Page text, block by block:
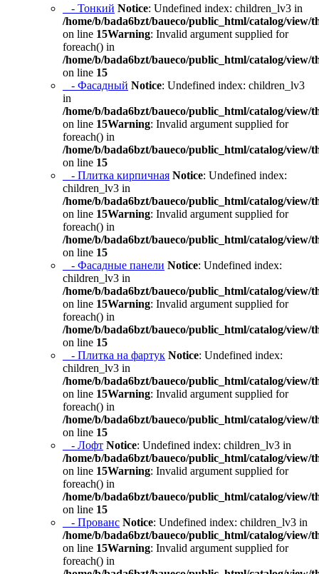
- Тонкий Notice: Undefined index: children_lv3 in
/home/b/bada6bzt/baueco/public_html/catalog/view/
on line 15Warning: Invalid argument supplied for
foreach() in
/home/b/bada6bzt/baueco/public_html/catalog/view/
on line 15
- Фасадный Notice: Undefined index: children_lv3
in
/home/b/bada6bzt/baueco/public_html/catalog/view/
on line 15Warning: Invalid argument supplied for
foreach() in
/home/b/bada6bzt/baueco/public_html/catalog/view/
on line 15
- Плитка кирпичная Notice: Undefined index:
children_lv3 in
/home/b/bada6bzt/baueco/public_html/catalog/view/
on line 15Warning: Invalid argument supplied for
foreach() in
/home/b/bada6bzt/baueco/public_html/catalog/view/
on line 15
- Фасадные панели Notice: Undefined index:
children_lv3 in
/home/b/bada6bzt/baueco/public_html/catalog/view/
on line 15Warning: Invalid argument supplied for
foreach() in
/home/b/bada6bzt/baueco/public_html/catalog/view/
on line 15
- Плитка на фартук Notice: Undefined index:
children_lv3 in
/home/b/bada6bzt/baueco/public_html/catalog/view/
on line 15Warning: Invalid argument supplied for
foreach() in
/home/b/bada6bzt/baueco/public_html/catalog/view/
on line 15
- Лофт Notice: Undefined index: children_lv3 in
/home/b/bada6bzt/baueco/public_html/catalog/view/
on line 15Warning: Invalid argument supplied for
foreach() in
/home/b/bada6bzt/baueco/public_html/catalog/view/
on line 15
- Прованс Notice: Undefined index: children_lv3 in
/home/b/bada6bzt/baueco/public_html/catalog/view/
on line 15Warning: Invalid argument supplied for
foreach() in